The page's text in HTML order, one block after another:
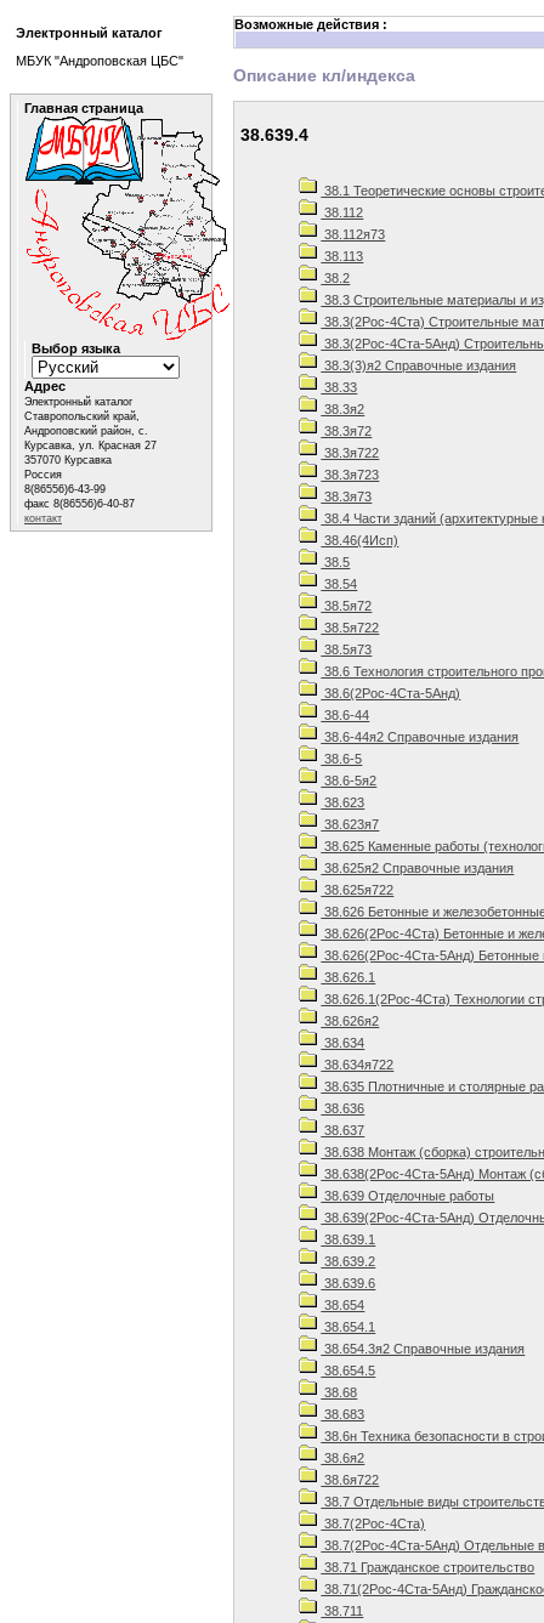
Возможные действия :
Описание кл/индекса
38.639.4
38.1 Теоретические основы
38.112
38.112я73
38.113
38.2
38.3 Строительные материалы и
38.3(2Рос-4Ста) Строительные
38.3(2Рос-4Ста-5Анд)
38.3(3)я2 Справочные издания
38.33
38.3я2
38.3я72
38.3я722
38.3я723
38.3я73
38.4 Части зданий (архитектурные
38.46(4Исп)
38.5
38.54
38.5я72
38.5я722
38.5я73
38.6 Технология строительного
38.6(2Рос-4Ста-5Анд)
38.6-44
38.6-44я2 Справочные издания
38.6-5
38.6-5я2
38.623
38.623я7
38.625 Каменные работы
38.625я2 Справочные издания
38.625я722
38.626 Бетонные и
38.626(2Рос-4Ста) Бетонные и
38.626(2Рос-4Ста-5Анд) Бетонные
38.626.1
38.626.1(2Рос-4Ста) Технологии
38.626я2
38.634
38.634я722
38.635 Плотничные и столярные
38.636
38.637
38.638 Монтаж (сборка)
38.638(2Рос-4Ста-5Анд) Монтаж
38.639 Отделочные работы
38.639(2Рос-4Ста-5Анд)
38.639.1
38.639.2
38.639.6
38.654
38.654.1
38.654.3я2 Справочные издания
38.654.5
38.68
38.683
38.6н Техника безопасности в
38.6я2
38.6я722
38.7 Отдельные виды
38.7(2Рос-4Ста)
38.7(2Рос-4Ста-5Анд) Отдельные
38.71 Гражданское строительство
38.71(2Рос-4Ста-5Анд)
38.711
Электронный каталог
МБУК "Андроповская ЦБС"
Главная страница
Выбор языка
Адрес
Электронный каталог
Ставропольский край,
Андроповский район, с.
Курсавка, ул. Красная 27
357070 Курсавка
Россия
8(86556)6-43-99
факс 8(86556)6-40-87
контакт